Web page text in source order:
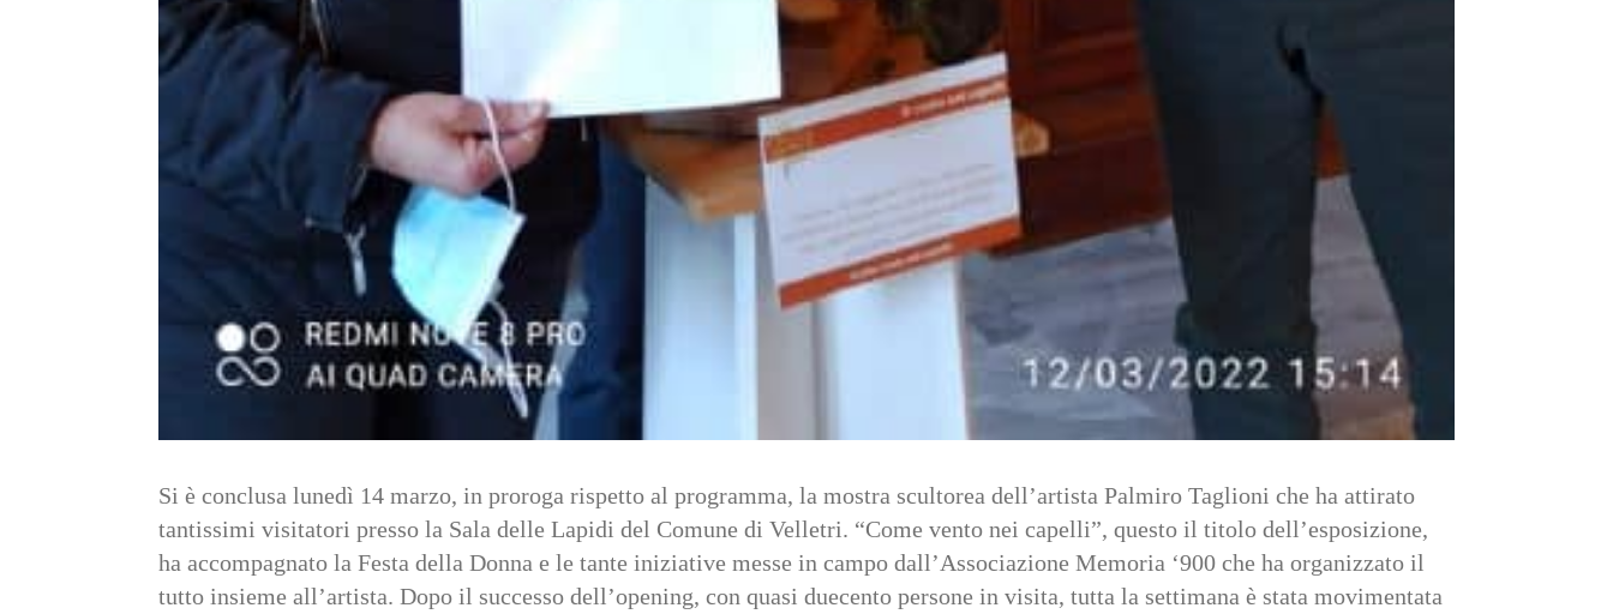
Si è conclusa lunedì 14 marzo, in proroga rispetto al programma, la mostra scultorea dell’artista Palmiro Taglioni che ha attirato
tantissimi visitatori presso la Sala delle Lapidi del Comune di Velletri. “Come vento nei capelli”, questo il titolo dell’esposizione,
ha accompagnato la Festa della Donna e le tante iniziative messe in campo dall’Associazione Memoria ‘900 che ha organizzato il
tutto insieme all’artista. Dopo il successo dell’opening, con quasi duecento persone in visita, tutta la settimana è stata movimentata